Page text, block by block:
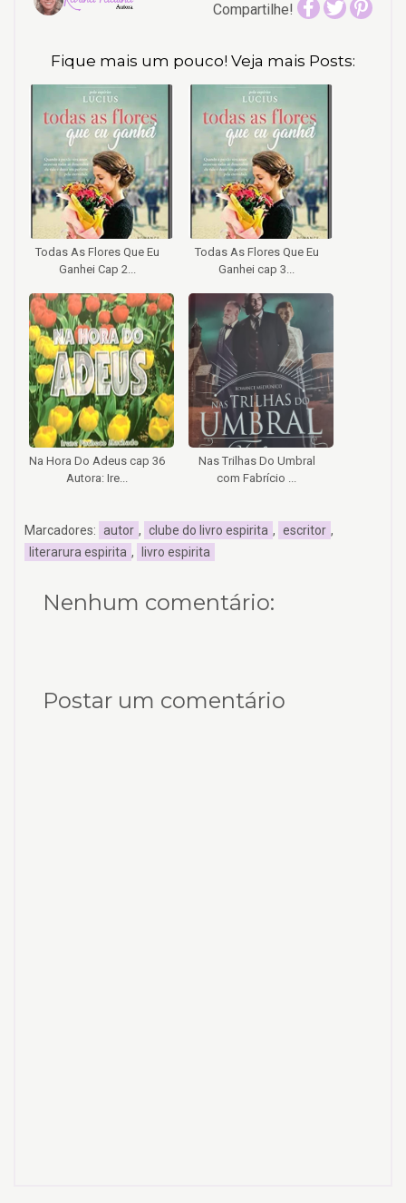
Compartilhe!
Fique mais um pouco! Veja mais Posts:
Todas As Flores Que Eu
Ganhei Cap 2...
Todas As Flores Que Eu
Ganhei cap 3...
Na Hora Do Adeus cap 36
Autora: Ire...
Nas Trilhas Do Umbral
com Fabrício ...
Marcadores: autor , clube do livro espirita , escritor ,
literarura espirita , livro espirita
Nenhum comentário:
Postar um comentário